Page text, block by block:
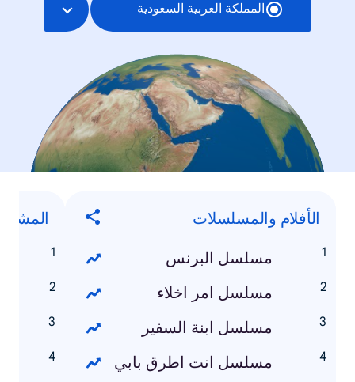
المملكة العربية السعودية
الأفلام والمسلسلات
مسلسل البرنس
مسلسل امر اخلاء
مسلسل ابنة السفير
مسلسل انت اطرق بابي